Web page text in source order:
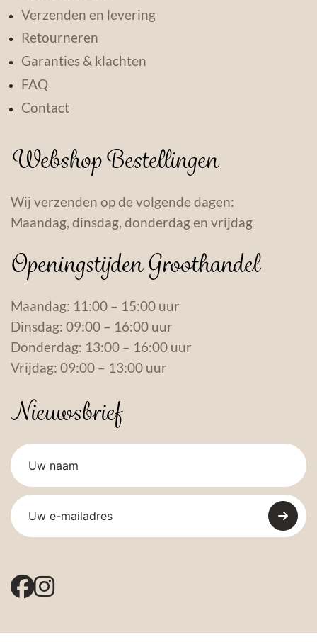
Verzenden en levering
Retourneren
Garanties & klachten
FAQ
Contact
Webshop Bestellingen
Wij verzenden op de volgende dagen:
Maandag, dinsdag, donderdag en vrijdag
Openingstijden Groothandel
Maandag: 11:00 – 15:00 uur
Dinsdag: 09:00 – 16:00 uur
Donderdag: 13:00 – 16:00 uur
Vrijdag: 09:00 – 13:00 uur
Nieuwsbrief